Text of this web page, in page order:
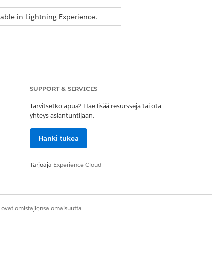
in Lightning Experience.
SUPPORT & SERVICES
Tarvitsetko apua? Hae lisää resursseja tai ota
yhteys asiantuntijaan.
Hanki tukea
Tarjoaja Experience Cloud
omistajiensa omaisuutta.